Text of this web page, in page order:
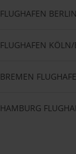
FLUGHAFEN
FLUGHAFEN
BREMEN
HAMBURG